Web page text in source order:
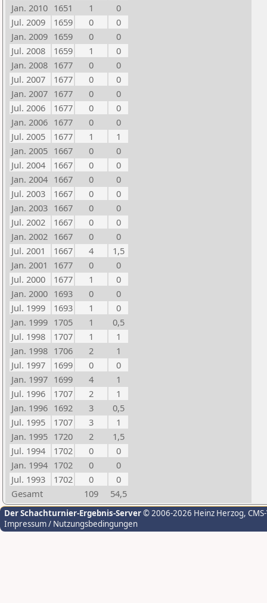
Jan. 2010 1651 1
0
Jul. 2009
1659 0
0
Jan. 2009 1659 0
0
Jul. 2008
1659 1
0
Jan. 2008 1677 0
0
Jul. 2007
1677 0
0
Jan. 2007 1677 0
0
Jul. 2006
1677 0
0
Jan. 2006 1677 0
0
Jul. 2005
1677 1
1
Jan. 2005 1667 0
0
Jul. 2004
1667 0
0
Jan. 2004 1667 0
0
Jul. 2003
1667 0
0
Jan. 2003 1667 0
0
Jul. 2002
1667 0
0
Jan. 2002 1667 0
0
Jul. 2001
1667 4
1,5
Jan. 2001
1677 0
0
Jul. 2000
1677 1
0
Jan. 2000 1693 0
0
Jul. 1999
1693 1
0
Jan. 1999 1705 1
0,5
Jul. 1998
1707 1
1
Jan. 1998 1706 2
1
Jul. 1997
1699 0
0
Jan. 1997 1699 4
1
Jul. 1996
1707 2
1
Jan. 1996 1692 3
0,5
Jul. 1995
1707 3
1
Jan. 1995 1720 2
1,5
Jul. 1994
1702 0
0
Jan. 1994 1702 0
0
Jul. 1993
1702 0
0
Gesamt
109 54,5
Der Schachturnier-Ergebnis-Server© 2006-2026 Heinz Herzog,
Impressum / Nutzungsbedingungen